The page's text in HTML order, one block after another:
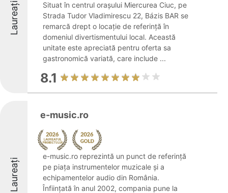
Laureați
Situat în centrul orașului Miercurea Ciuc, pe
Strada Tudor Vladimirescu 22, Bázis BAR se
remarcă drept o locație de referință în
domeniul divertismentului local. Această
unitate este apreciată pentru oferta sa
gastronomică variată, care include ...
8.1
Laureați
e-music.ro
e-music.ro reprezintă un punct de referință
pe piața instrumentelor muzicale și a
echipamentelor audio din România.
Înființată în anul 2002, compania pune la